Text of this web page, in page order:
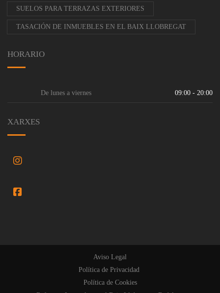
SUELOS PARA TERRAZAS EXTERIORES
TASACIÓN DE INMUEBLES EN EL BAIX LLOBREGAT
HORARIO
De lunes a viernes 09:00 - 20:00
XARXES
Aviso Legal
Política de Privacidad
Política de Cookies